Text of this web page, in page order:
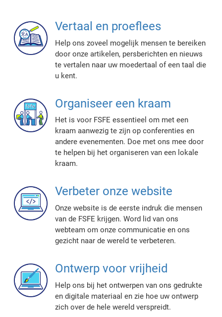
Vertaal en proeflees
Help ons zoveel mogelijk mensen te bereiken
door onze artikelen, persberichten en nieuws
te vertalen naar uw moedertaal of een taal die
u kent.
Organiseer een kraam
Het is voor FSFE essentieel om met een
kraam aanwezig te zijn op conferenties en
andere evenementen. Doe met ons mee door
te helpen bij het organiseren van een lokale
kraam.
Verbeter onze website
Onze website is de eerste indruk die mensen
van de FSFE krijgen. Word lid van ons
webteam om onze communicatie en ons
gezicht naar de wereld te verbeteren.
Ontwerp voor vrijheid
Help ons bij het ontwerpen van ons gedrukte
en digitale materiaal en zie hoe uw ontwerp
zich over de hele wereld verspreidt.